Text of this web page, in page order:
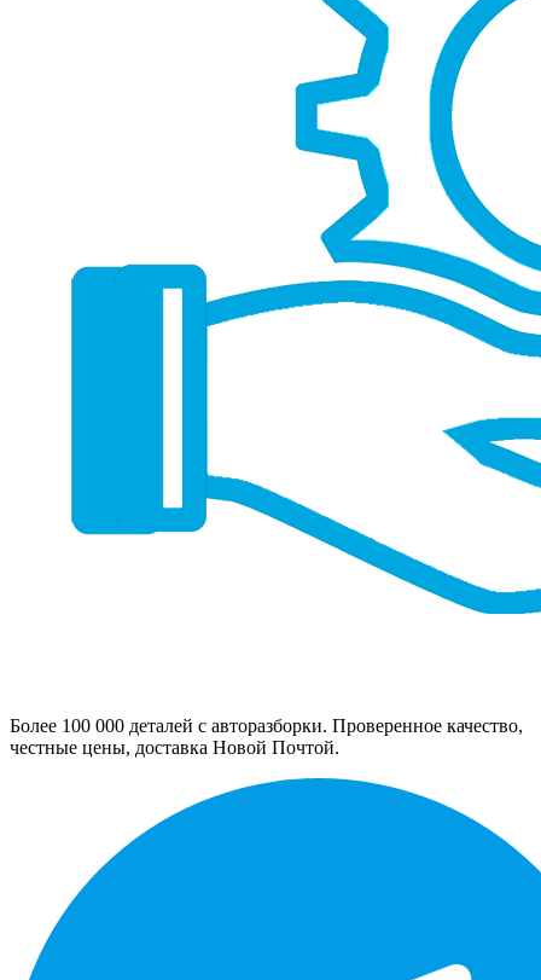
Более 100 000 деталей с авторазборки. Проверенное качество,
честные цены, доставка Новой Почтой.